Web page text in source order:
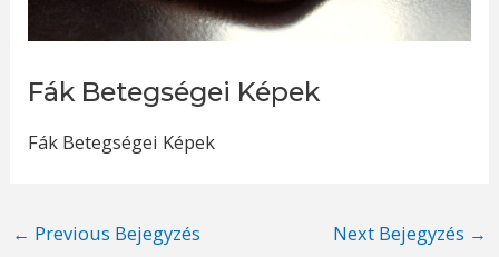
Fák Betegségei Képek
Fák Betegségei Képek
Post
← Previous Bejegyzés Next Bejegyzés →